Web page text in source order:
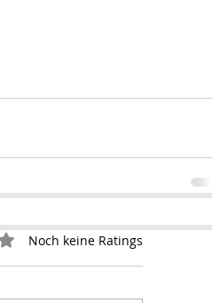
bewertet.
Noch keine Ratings